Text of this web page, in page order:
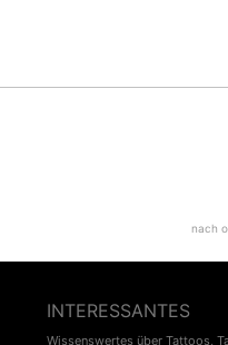
nach
INTERESSANTES
Wissenswertes über Tattoos,